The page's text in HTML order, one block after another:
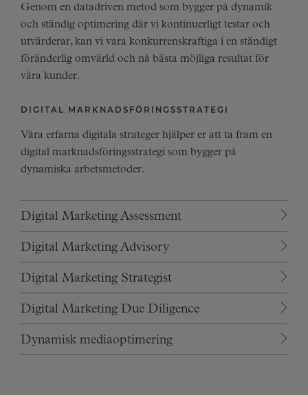
Genom en datadriven metod som bygger på dynamik
och ständig optimering där vi kontinuerligt testar och
utvärderar, kan vi vara konkurrenskraftiga i en ständigt
föränderlig omvärld och nå bästa möjliga resultat för
våra kunder.
DIGITAL MARKNADSFÖRINGSSTRATEGI
Våra erfarna digitala strateger hjälper er att ta fram en
digital marknadsföringsstrategi som bygger på
dynamiska arbetsmetoder.
Digital Marketing Assessment
Digital Marketing Advisory
Digital Marketing Strategist
Digital Marketing Due Diligence
Dynamisk mediaoptimering